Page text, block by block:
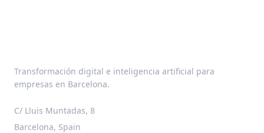
Transformación digital e inteligencia artificial para
empresas en Barcelona.
C/ Lluis Muntadas, 8
Barcelona, Spain